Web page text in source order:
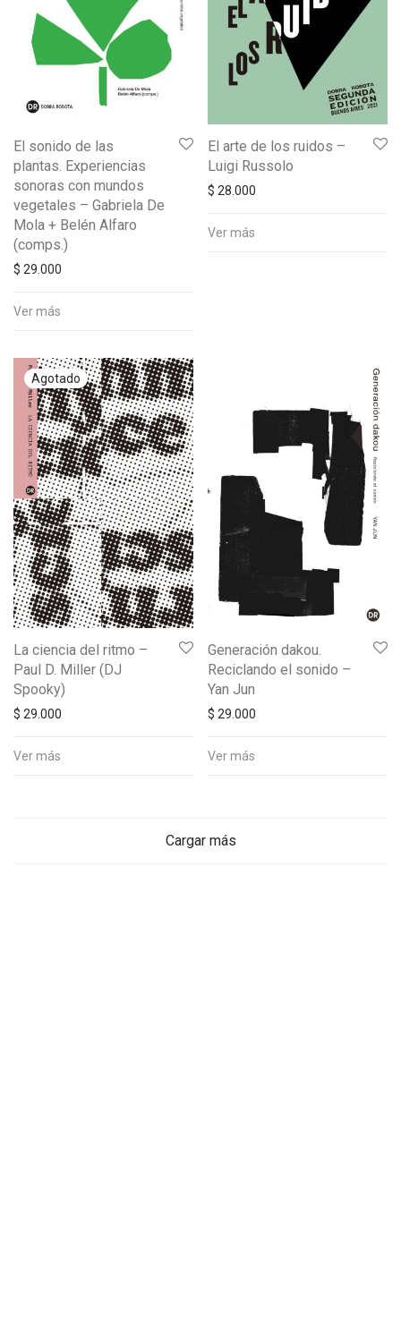
El sonido de las
plantas. Experiencias
sonoras con mundos
vegetales – Gabriela De
Mola + Belén Alfaro
(comps.)
$ 29.000
Ver más
El arte de los ruidos –
Luigi Russolo
$ 28.000
Ver más
La ciencia del ritmo –
Paul D. Miller (DJ
Spooky)
$ 29.000
Ver más
Generación dakou.
Reciclando el sonido –
Yan Jun
$ 29.000
Ver más
Cargar más